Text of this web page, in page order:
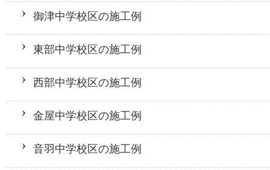
御津中学校区の施工例
東部中学校区の施工例
西部中学校区の施工例
金屋中学校区の施工例
音羽中学校区の施工例